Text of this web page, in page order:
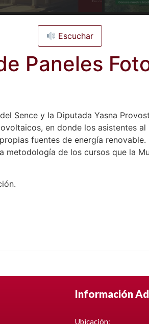
Escuchar
Paneles
Sence y la Diputada Yasna
en donde los asistentes
fuentes de energía
de los cursos que la
Información
Ubicación: